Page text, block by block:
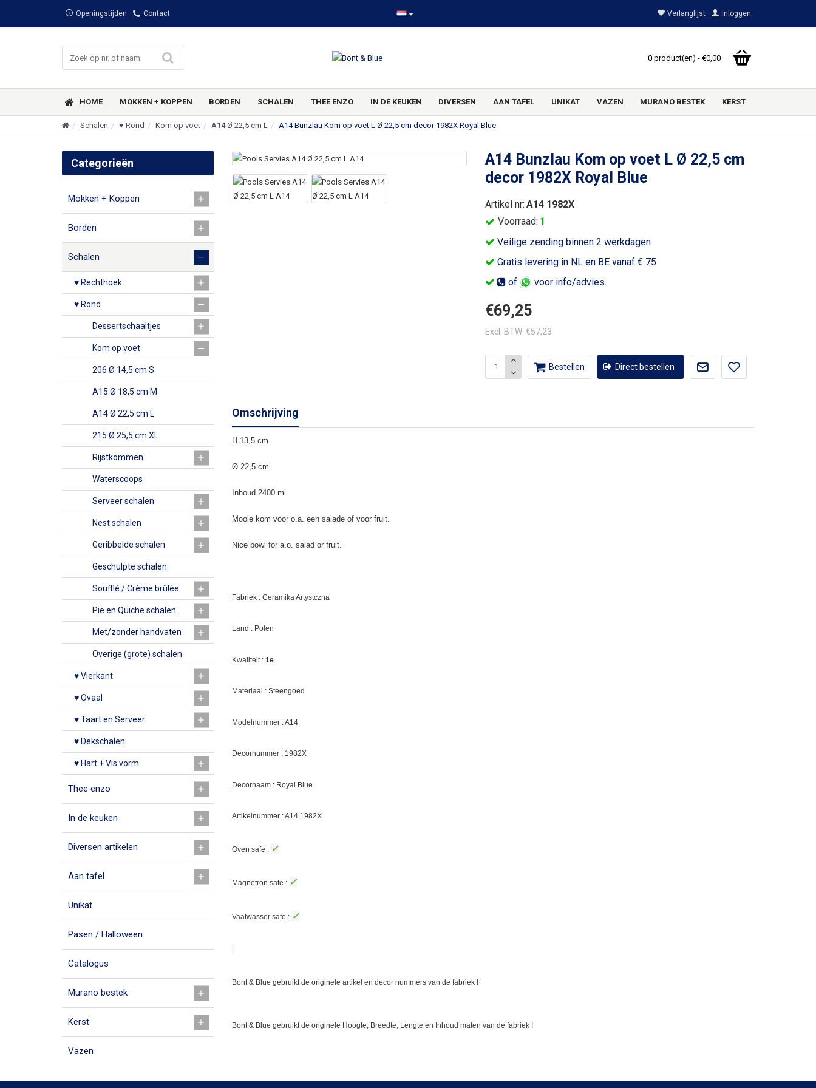
Openingstijden Contact Verlanglijst Inloggen
0 product(en) - €0,00
HOME MOKKEN + KOPPEN BORDEN SCHALEN THEE ENZO IN DE KEUKEN DIVERSEN AAN TAFEL UNIKAT VAZEN MURANO BESTEK KERST
Schalen ♥ Rond Kom op voet A14 Ø 22,5 cm L A14 Bunzlau Kom op voet L Ø 22,5 cm decor 1982X Royal Blue
Categorieën
Mokken + Koppen
Borden
Schalen
♥ Rechthoek
♥ Rond
Dessertschaaltjes
Kom op voet
206 Ø 14,5 cm S
A15 Ø 18,5 cm M
A14 Ø 22,5 cm L
215 Ø 25,5 cm XL
Rijstkommen
Waterscoops
Serveer schalen
Nest schalen
Geribbelde schalen
Geschulpte schalen
Soufflé / Crème brûlée
Pie en Quiche schalen
Met/zonder handvaten
Overige (grote) schalen
♥ Vierkant
♥ Ovaal
♥ Taart en Serveer
♥ Dekschalen
♥ Hart + Vis vorm
Thee enzo
In de keuken
Diversen artikelen
Aan tafel
Unikat
Pasen / Halloween
Catalogus
Murano bestek
Kerst
Vazen
A14 Bunzlau Kom op voet L Ø 22,5 cm
decor 1982X Royal Blue
Veilige zending binnen 2 werkdagen
Gratis levering in NL en BE vanaf € 75
of
voor info/advies.
Voorraad: 1
Artikel nr: A14 1982X
€69,25
Excl. BTW: €57,23
Bestellen Direct bestellen
Omschrijving
H 13,5 cm
Ø 22,5 cm
Inhoud 2400 ml
Mooie kom voor o.a. een salade of voor fruit.
Nice bowl for a.o. salad or fruit.
Fabriek : Ceramika Artystczna
Land : Polen
Kwaliteit : 1e
Materiaal : Steengoed
Modelnummer : A14
Decornummer : 1982X
Decornaam : Royal Blue
Artikelnummer : A14 1982X
Oven safe : ✓
Magnetron safe : ✓
Vaatwasser safe : ✓
Bont & Blue gebruikt de originele artikel en decor nummers van de fabriek !
Bont & Blue gebruikt de originele Hoogte, Breedte, Lengte en Inhoud maten van de fabriek !